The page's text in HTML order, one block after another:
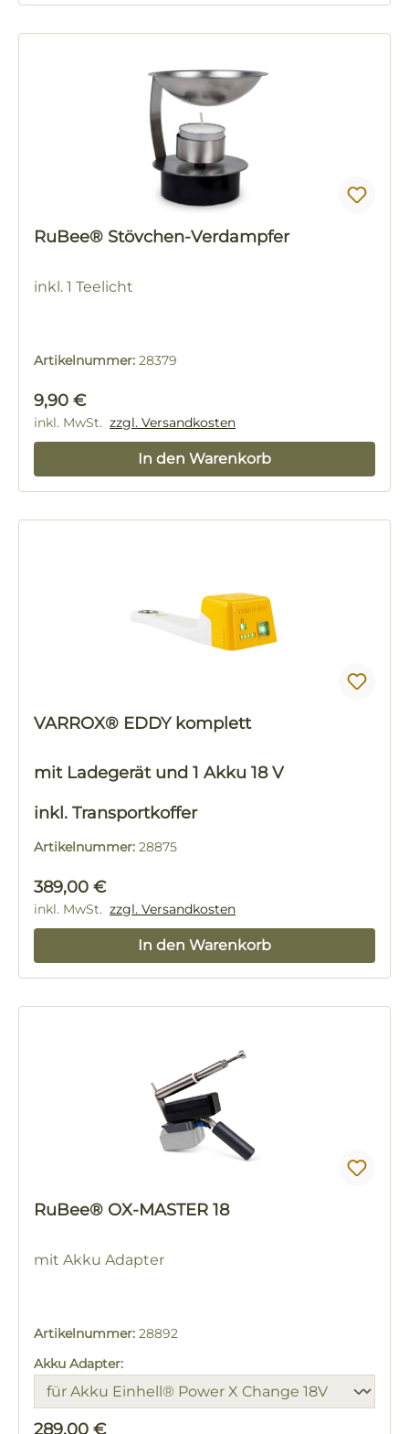
RuBee® Stövchen-Verdampfer
inkl. 1 Teelicht
Artikelnummer: 28379
Regulärer Preis:
9,90 €
inkl. MwSt. zzgl. Versandkosten
In den Warenkorb
VARROX® EDDY komplett
mit Ladegerät und 1 Akku 18 V
inkl. Transportkoffer
Artikelnummer: 28875
Regulärer Preis:
389,00 €
inkl. MwSt. zzgl. Versandkosten
In den Warenkorb
RuBee® OX-MASTER 18
mit Akku Adapter
Artikelnummer: 28892
Akku Adapter:
Regulärer Preis:
289,00 €